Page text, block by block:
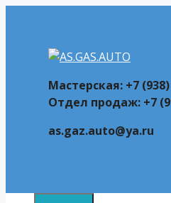
содержимому
Мастерская: +7
Отдел продаж: +7
as.gaz.auto@ya.ru